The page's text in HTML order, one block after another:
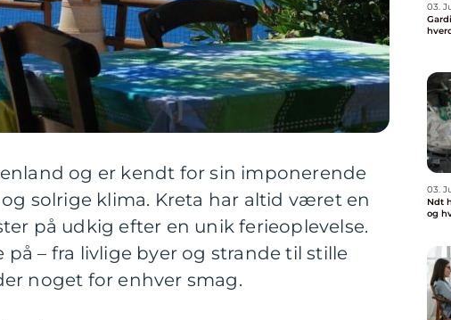
og er kendt for sin imponerende
solrige klima. Kreta har altid været en
på udkig efter en unik ferieoplevelse.
– fra livlige byer og strande til stille
noget for enhver smag.
03.
03.
Ndt hvad er ikke-destruktiv prøvning,
og